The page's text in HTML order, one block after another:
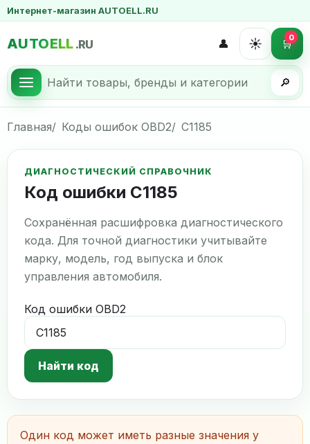
Интернет-магазин AUTOELL.RU
AUTOELL .RU
🔎
👤 ☀️ 🛒0
Главная Коды ошибок OBD2 C1185
ДИАГНОСТИЧЕСКИЙ СПРАВОЧНИК
Код ошибки C1185
Сохранённая расшифровка диагностического
кода. Для точной диагностики учитывайте
марку, модель, год выпуска и блок
управления автомобиля.
Код ошибки OBD2
Найти код
Один код может иметь разные значения у